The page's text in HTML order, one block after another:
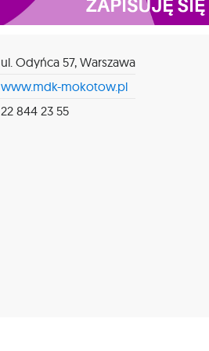
ul. Odyńca 57, Warszawa
www.mdk-mokotow.pl
22 844 23 55